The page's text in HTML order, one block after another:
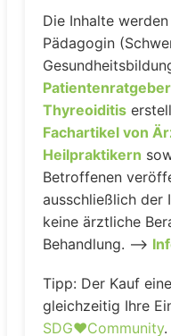
Die Inhalte
Pädagogin
Thyreoiditis
Fachartikel von
Heilpraktikern
Betroffenen
ausschließlich der
keine ärztliche
Behandlung. –>
Tipp: Der Kauf
gleichzeitig Ihre
SDG♥️Community.